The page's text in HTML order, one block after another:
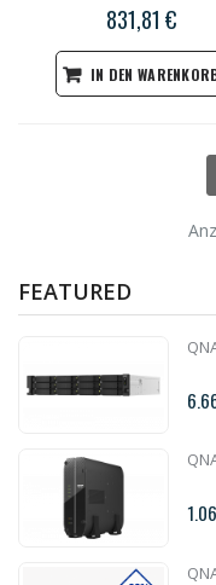
831,81 €
IN DEN
FEATURED